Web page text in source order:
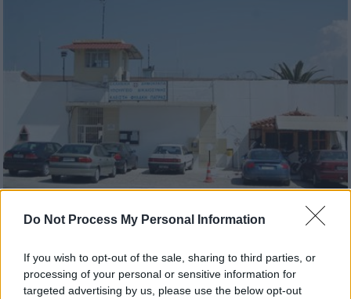
Do Not Process My Personal Information
If you wish to opt-out of the sale, sharing to third parties, or
processing of your personal or sensitive information for
targeted advertising by us, please use the below opt-out
Κρατούμενος εντοπίστηκε νεκρός στις
φυλακές Αγίου Στεφάνου Πάτρας